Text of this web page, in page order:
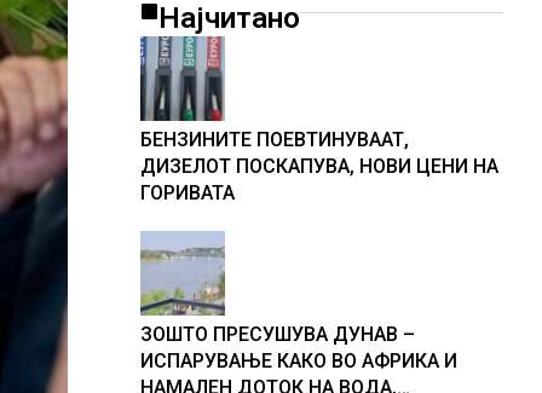
Најчитано
БЕНЗИНИТЕ ПОЕВТИНУВААТ,
ДИЗЕЛОТ ПОСКАПУВА, НОВИ ЦЕНИ НА
ГОРИВАТА
ЗОШТО ПРЕСУШУВА ДУНАВ –
ИСПАРУВАЊЕ КАКО ВО АФРИКА И
НАМАЛЕН ДОТОК НА ВОДА,